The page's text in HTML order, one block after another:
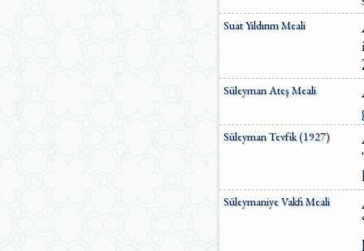
Suat Yıldırım Meali
Süleyman Ateş Meali
Süleyman Tevfik (1927)
Süleymaniye Vakfı Meali